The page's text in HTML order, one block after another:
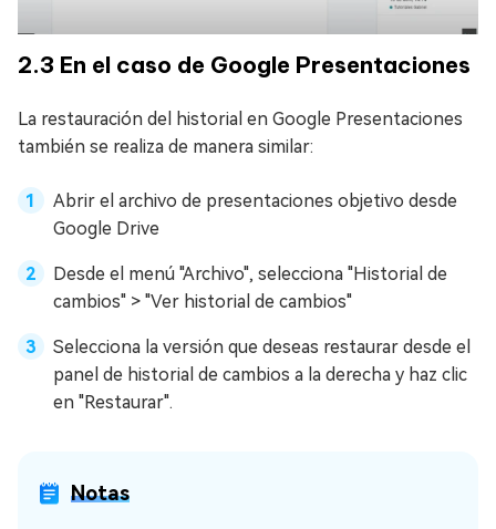
2.3 En el caso de Google Presentaciones
La restauración del historial en Google Presentaciones
también se realiza de manera similar:
Abrir el archivo de presentaciones objetivo desde
Google Drive
Desde el menú "Archivo", selecciona "Historial de
cambios" > "Ver historial de cambios"
Selecciona la versión que deseas restaurar desde el
panel de historial de cambios a la derecha y haz clic
en "Restaurar".
Notas